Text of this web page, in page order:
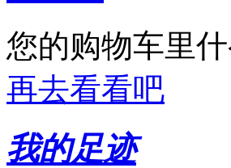
您的购物车里
再去看看吧
我的足迹